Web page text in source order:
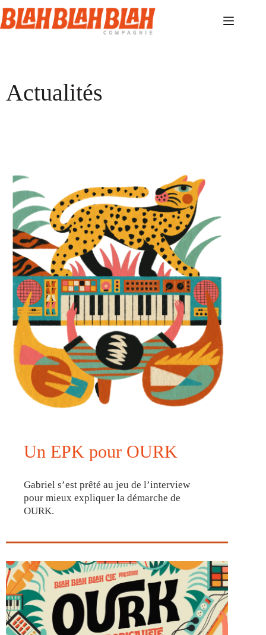
Actualités
Un EPK pour OURK
Gabriel s’est prêté au jeu de l’interview
pour mieux expliquer la démarche de
OURK.